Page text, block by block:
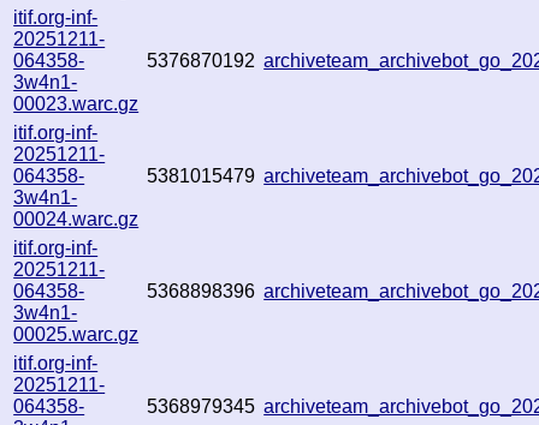
itif.org-inf-
20251211-
064358-
3w4n1-
00023.warc.gz
5376870192
itif.org-inf-
20251211-
064358-
3w4n1-
00024.warc.gz
5381015479
itif.org-inf-
20251211-
064358-
3w4n1-
00025.warc.gz
5368898396
itif.org-inf-
20251211-
064358-
5368979345